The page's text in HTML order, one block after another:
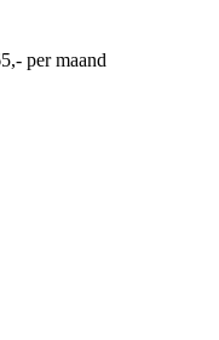
per maand